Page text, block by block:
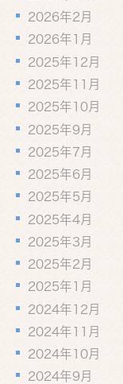
2026年2月
2026年1月
2025年12月
2025年11月
2025年10月
2025年9月
2025年7月
2025年6月
2025年5月
2025年4月
2025年3月
2025年2月
2025年1月
2024年12月
2024年11月
2024年10月
2024年9月